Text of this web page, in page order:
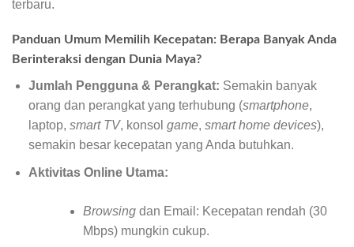
terbaru.
Panduan Umum Memilih Kecepatan: Berapa Banyak Anda
Berinteraksi dengan Dunia Maya?
Jumlah Pengguna & Perangkat: Semakin banyak
orang dan perangkat yang terhubung (smartphone,
laptop, smart TV, konsol game, smart home devices),
semakin besar kecepatan yang Anda butuhkan.
Aktivitas Online Utama:
Browsingdan Email: Kecepatan rendah (30
Mbps) mungkin cukup.